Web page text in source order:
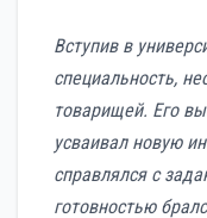
Вступив в
специальность,
товарищей. Его
усваивал новую
справлялся с
готовностью